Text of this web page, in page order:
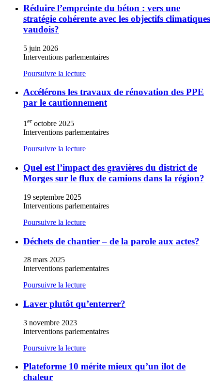
Réduire l’empreinte du béton : vers une
stratégie cohérente avec les objectifs climatiques
vaudois?
5 juin 2026
Interventions parlementaires
Poursuivre la lecture
Accélérons les travaux de rénovation des PPE
par le cautionnement
1 eroctobre 2025
Interventions parlementaires
Poursuivre la lecture
Quel est l’impact des gravières du district de
Morges sur le flux de camions dans la région?
19 septembre 2025
Interventions parlementaires
Poursuivre la lecture
Déchets de chantier – de la parole aux actes?
28 mars 2025
Interventions parlementaires
Poursuivre la lecture
Laver plutôt qu’enterrer?
3 novembre 2023
Interventions parlementaires
Poursuivre la lecture
Plateforme 10 mérite mieux qu’un ilot de
chaleur